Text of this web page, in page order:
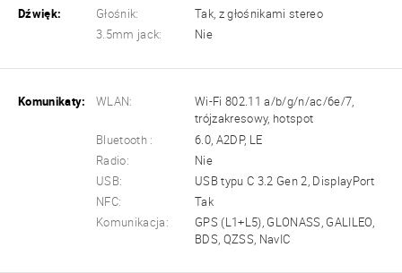
Dźwięk: Głośnik:
Tak, z głośnikami stereo
3.5mm jack:
Nie
Komunikaty: WLAN:
Wi-Fi 802.11 a/b/g/n/ac/6e/7,
trójzakresowy, hotspot
Bluetooth :
6.0, A2DP, LE
Radio:
Nie
USB:
USB typu C 3.2 Gen 2, DisplayPort
NFC:
Tak
Komunikacja:
GPS (L1+L5), GLONASS, GALILEO,
BDS, QZSS, NavIC